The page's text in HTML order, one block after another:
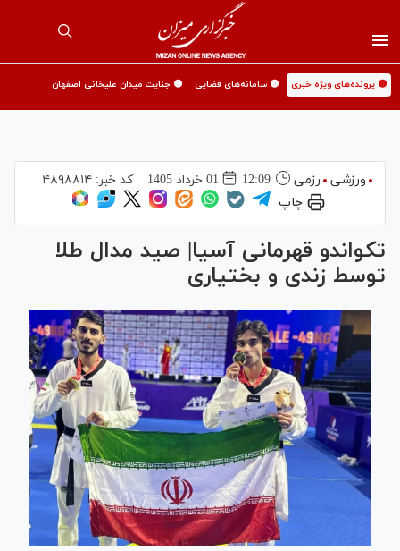
🟡 پرونده‌های ویژه خبری 🟡 سامانه‌های قضایی 🟡 جنایت میدان علیخانی اصفهان
ورزشی رزمی 12:09 01 خرداد 1405 کد خبر: ۴۸۹۸۸۱۴
چاپ
تکواندو قهرمانی آسیا| صید مدال طلا
توسط زندی و بختیاری